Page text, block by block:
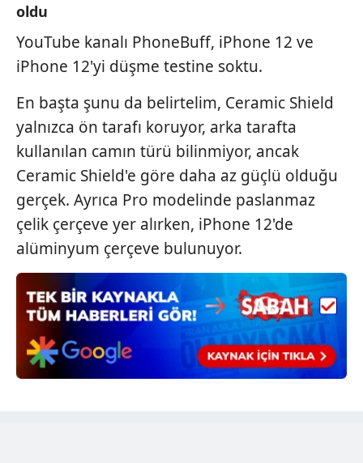
Sizlere daha iyi bir hizmet sunabilmek için İnternet
Sitemizde kendimize ve üçüncü kişilere ait çerezler
kullanılmaktadır. Bu çerezler vasıtasıyla çeşitli kişisel
verileriniz işlenmekte olup gerekli olan çerezler bilgi
toplumu hizmetlerinin sunulması amacıyla
kullanılmaktadır. Diğer çerezler, sitemizin daha işlevsel
kılınması ve kişiselleştirilmesi ve sizlere yönelik
reklam/pazarlama faaliyetlerinin yapılması, amaçlarıyla
sınırlı olarak açık rızanız dahilinde kullanılacaktır.
Çerezlere ilişkin tercihlerinizi aşağıda yer alan panel
vasıtasıyla belirleyebilirsiniz. Çerezlere ilişkin detaylı bilgi
için Ayarlar butonuna tıklayabilir, Çerez Bilgilendirme
Metnimiziziyaret edebilirsiniz.
6698 sayılı Kişisel Verilerin Korunması Kanunu uyarınca
hazırlanmış Aydınlatma Metnimizi okumak ve sitemizde
ilgili mevzuata uygun olarak kullanılan çerezlerle ilgili bilgi
almak için lütfen
oldu
YouTube kanalı PhoneBuff, iPhone 12 ve
iPhone 12'yi düşme testine soktu.
En başta şunu da belirtelim, Ceramic Shield
yalnızca ön tarafı koruyor, arka tarafta
kullanılan camın türü bilinmiyor, ancak
Ceramic Shield'e göre daha az güçlü olduğu
gerçek. Ayrıca Pro modelinde paslanmaz
çelik çerçeve yer alırken, iPhone 12'de
alüminyum çerçeve bulunuyor.